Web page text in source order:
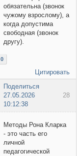
обязательна (звонок
чужому взрослому), а
когда допустима
свободная (звонок
другу).
0
Цитировать
Поделиться
28
27.05.2026
10:12:38
Методы Рона Кларка
- это часть его
личной
педагогической